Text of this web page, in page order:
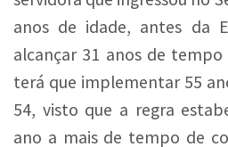
anos de idade, antes da
alcançar 31 anos de
terá que implementar 55
54, visto que a regra
ano a mais de tempo de